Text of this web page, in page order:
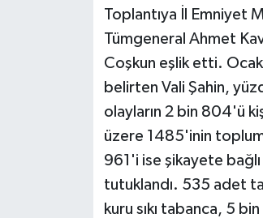
Toplantıya İl Emniyet
Tümgeneral Ahmet
Coşkun eşlik etti.
belirten Vali Şahin,
olayların 2 bin 804'ü
üzere 1485'inin
961'i ise şikayete
tutuklandı. 535 adet
kuru sıkı tabanca, 5